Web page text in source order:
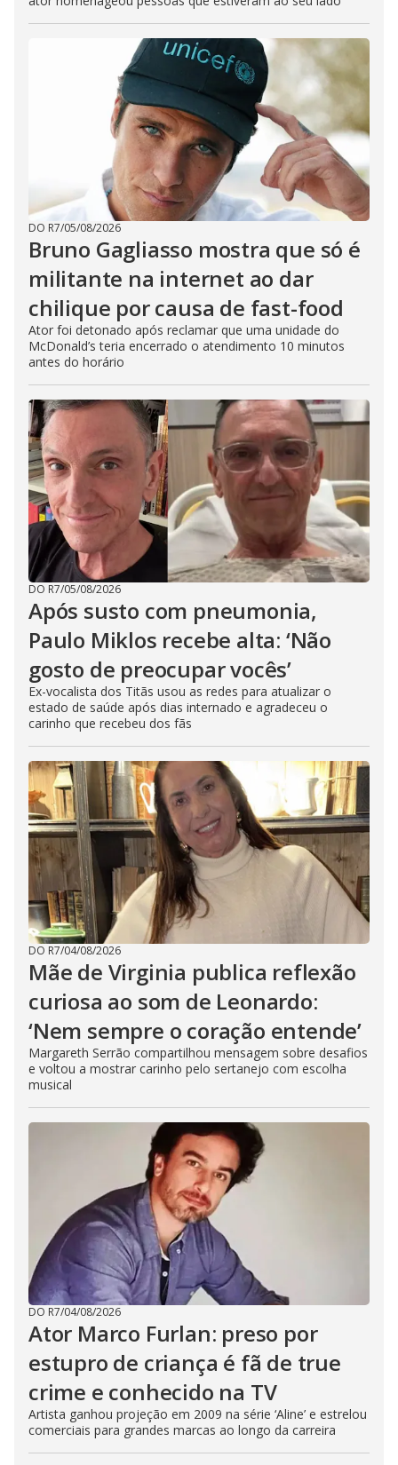
DO R7/05/08/2026
Bruno Gagliasso mostra que só é
militante na internet ao dar
chilique por causa de fast-food
Ator foi detonado após reclamar que uma unidade do
McDonald’s teria encerrado o atendimento 10 minutos
antes do horário
DO R7/05/08/2026
Após susto com pneumonia,
Paulo Miklos recebe alta: ‘Não
gosto de preocupar vocês’
Ex-vocalista dos Titãs usou as redes para atualizar o
estado de saúde após dias internado e agradeceu o
carinho que recebeu dos fãs
DO R7/04/08/2026
Mãe de Virginia publica reflexão
curiosa ao som de Leonardo:
‘Nem sempre o coração entende’
Margareth Serrão compartilhou mensagem sobre desafios
e voltou a mostrar carinho pelo sertanejo com escolha
musical
DO R7/04/08/2026
Ator Marco Furlan: preso por
estupro de criança é fã de true
crime e conhecido na TV
Artista ganhou projeção em 2009 na série ‘Aline’ e estrelou
comerciais para grandes marcas ao longo da carreira